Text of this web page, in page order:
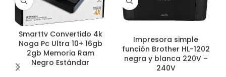
Smarttv Convertido 4k
Noga Pc Ultra 10+ 16gb
2gb Memoria Ram
Negro Estándar
Impresora simple
función Brother HL-1202
negra y blanca 220V –
240V